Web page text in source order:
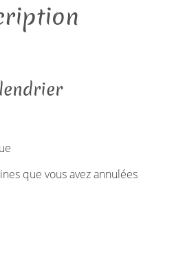
que vous avez annulées